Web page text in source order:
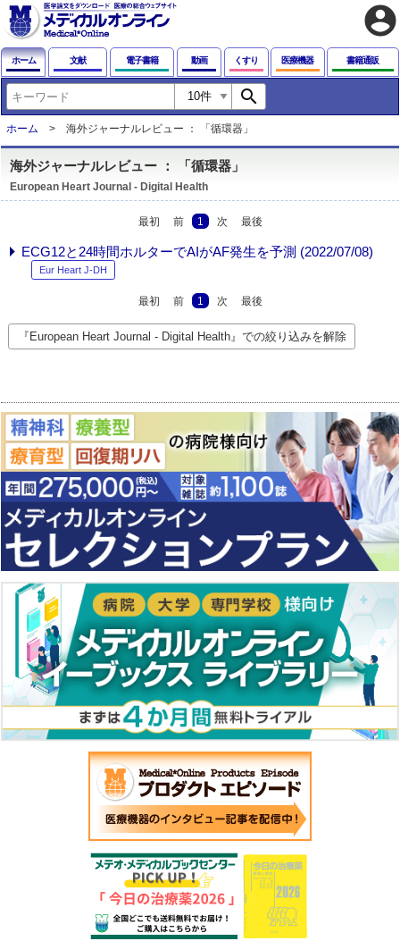
account_circle
ホーム 文献 電子書籍 動画 くすり 医療機器 書籍通販
search
ホーム 海外ジャーナルレビュー ： 「循環器」
海外ジャーナルレビュー ： 「循環器」
European Heart Journal - Digital Health
最初 前 1 次 最後
ECG12と24時間ホルターでAIがAF発生を予測 (2022/07/08)
Eur Heart J-DH
最初 前 1 次 最後
『European Heart Journal - Digital Health』での絞り込みを解除